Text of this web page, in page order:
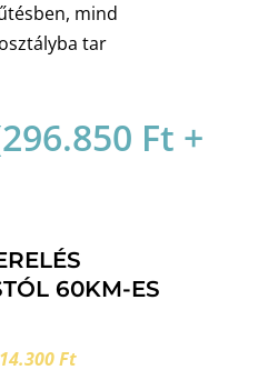
mind
tar
296.850 Ft +
60KM-ES
Ft